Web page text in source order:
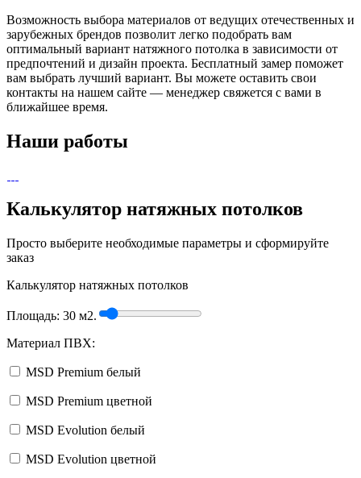
Возможность выбора материалов от ведущих отечественных и
зарубежных брендов позволит легко подобрать вам
оптимальный вариант натяжного потолка в зависимости от
предпочтений и дизайн проекта. Бесплатный замер поможет
вам выбрать лучший вариант. Вы можете оставить свои
контакты на нашем сайте — менеджер свяжется с вами в
ближайшее время.
Наши работы
Калькулятор натяжных потолков
Просто выберите необходимые параметры и сформируйте
заказ
Калькулятор натяжных потолков
Площадь: 30 м2.
Материал ПВХ:
MSD Premium белый
MSD Premium цветной
MSD Evolution белый
MSD Evolution цветной